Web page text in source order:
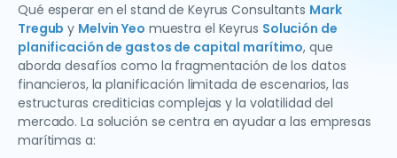
Qué esperar en el stand de Keyrus Consultants Mark
Tregub y Melvin Yeo muestra el Keyrus Solución de
planificación de gastos de capital marítimo, que
aborda desafíos como la fragmentación de los datos
financieros, la planificación limitada de escenarios, las
estructuras crediticias complejas y la volatilidad del
mercado. La solución se centra en ayudar a las empresas
marítimas a: